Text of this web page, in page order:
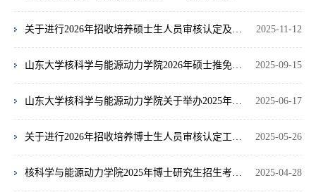
2025-11-12
关于进行2026年招收培养硕士生人员审核认定及校外导师选聘工作的通知
2025-09-15
山东大学核科学与能源动力学院2026年硕士推免生复试工作安排
2025-06-17
山东大学核科学与能源动力学院关于举办2025年夏令营的通知
2025-05-26
关于进行2026年招收培养博士生人员审核认定工作的通知
2025-04-28
核科学与能源动力学院2025年博士研究生招生考核办法（第二批次）